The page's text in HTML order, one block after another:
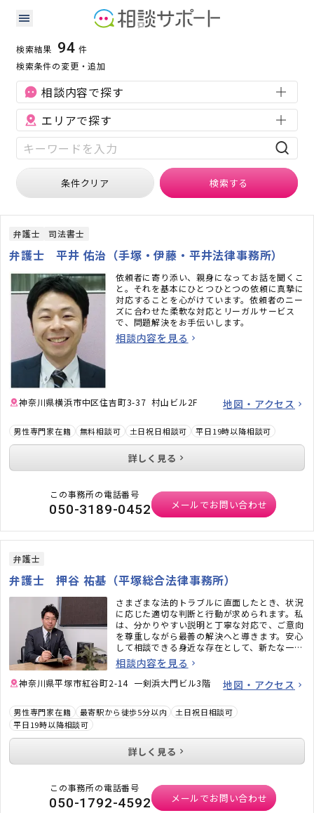
神奈川県の不動産に強い専門家の検索結果
神奈川県 不動産
検索結果 94 件
検索条件の変更・追加
相談内容で探す
エリアで探す
条件クリア 検索する
弁護士 司法書士
弁護士 平井 佑治（手塚・伊藤・平井法律事務所）
依頼者に寄り添い、親身になってお話を聞くこ
と。それを基本にひとつひとつの依頼に真摯に
対応することを心がけています。依頼者のニー
ズに合わせた柔軟な対応とリーガルサービス
で、問題解決をお手伝いします。
相談内容を見る
神奈川県横浜市中区住吉町3-37 村山ビル2F 地図・アクセス
男性専門家在籍 無料相談可 土日祝日相談可 平日19時以降相談可
詳しく見る
この事務所の電話番号
050-3189-0452 メールでお問い合わせ
弁護士
弁護士 押谷 祐基（平塚総合法律事務所）
さまざまな法的トラブルに直面したとき、状況
に応じた適切な判断と行動が求められます。私
は、分かりやすい説明と丁寧な対応で、ご意向
を尊重しながら最善の解決へと導きます。安心
して相談できる身近な存在として、新たな一歩
を支えます。
相談内容を見る
神奈川県平塚市紅谷町2-14 一剣浜大門ビル3階 地図・アクセス
男性専門家在籍 最寄駅から徒歩5分以内
土日祝日相談可
平日19時以降相談可
詳しく見る
この事務所の電話番号
050-1792-4592 メールでお問い合わせ